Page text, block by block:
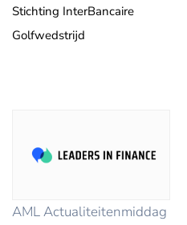
Stichting InterBancaire
Golfwedstrijd
AML Actualiteitenmiddag